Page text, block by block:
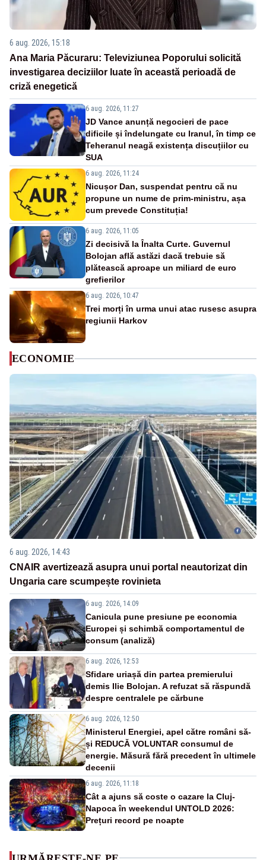
6 aug. 2026, 15:18
Ana Maria Păcuraru: Televiziunea Poporului solicită
investigarea deciziilor luate în această perioadă de
criză enegetică
6 aug. 2026, 11:27
JD Vance anunță negocieri de pace
dificile și îndelungate cu Iranul, în timp ce
Teheranul neagă existența discuțiilor cu
SUA
6 aug. 2026, 11:24
Nicușor Dan, suspendat pentru că nu
propune un nume de prim-ministru, așa
cum prevede Constituția!
6 aug. 2026, 11:05
Zi decisivă la Înalta Curte. Guvernul
Bolojan află astăzi dacă trebuie să
plătească aproape un miliard de euro
grefierilor
6 aug. 2026, 10:47
Trei morți în urma unui atac rusesc asupra
regiunii Harkov
ECONOMIE
6 aug. 2026, 14:43
CNAIR avertizează asupra unui portal neautorizat din
Ungaria care scumpește rovinieta
6 aug. 2026, 14:09
Canicula pune presiune pe economia
Europei și schimbă comportamentul de
consum (analiză)
6 aug. 2026, 12:53
Sfidare uriașă din partea premierului
demis Ilie Bolojan. A refuzat să răspundă
despre centralele pe cărbune
6 aug. 2026, 12:50
Ministerul Energiei, apel către români să-
și REDUCĂ VOLUNTAR consumul de
energie. Măsură fără precedent în ultimele
decenii
6 aug. 2026, 11:18
Cât a ajuns să coste o cazare la Cluj-
Napoca în weekendul UNTOLD 2026:
Prețuri record pe noapte